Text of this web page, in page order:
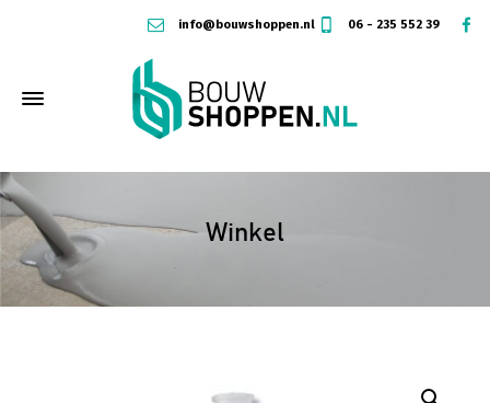
info@bouwshoppen.nl 06 - 235 552 39
Winkel